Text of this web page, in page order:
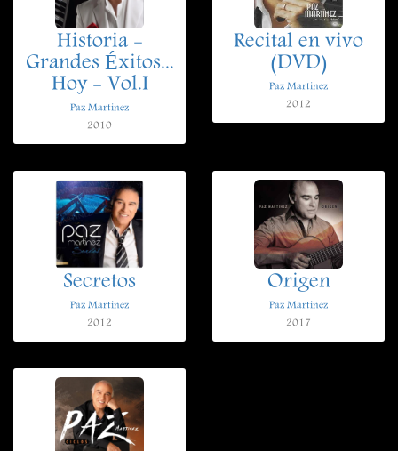
Historia -
Grandes Éxitos...
Hoy - Vol.I
Paz Martinez
2010
Recital en vivo
(DVD)
Paz Martinez
2012
Secretos
Paz Martinez
2012
Origen
Paz Martinez
2017